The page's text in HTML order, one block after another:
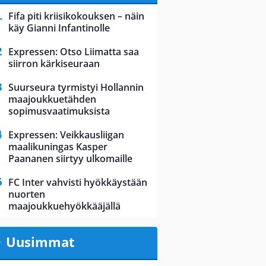
Fifa piti kriisikokouksen – näin
käy Gianni Infantinolle
Expressen: Otso Liimatta saa
siirron kärkiseuraan
Suurseura tyrmistyi Hollannin
maajoukkuetähden
sopimusvaatimuksista
Expressen: Veikkausliigan
maalikuningas Kasper
Paananen siirtyy ulkomaille
FC Inter vahvisti hyökkäystään
nuorten
maajoukkuehyökkääjällä
Uusimmat